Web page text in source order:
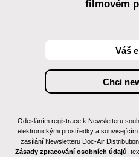
filmovém
Odesláním registrace k Newsletteru
elektronickými prostředky a
zasílání Newsletteru Doc-Air
Zásady zpracování osobních údajů ,